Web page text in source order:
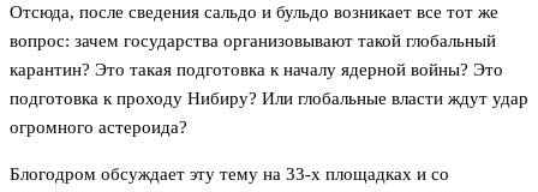
Отсюда, после сведения сальдо и бульдо возникает все тот же
вопрос: зачем государства организовывают такой глобальный
карантин? Это такая подготовка к началу ядерной войны? Это
подготовка к проходу Нибиру? Или глобальные власти ждут удар
огромного астероида?
Блогодром обсуждает эту тему на 33-х площадках и со